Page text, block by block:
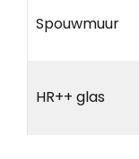
Spouwmuur
HR++ glas